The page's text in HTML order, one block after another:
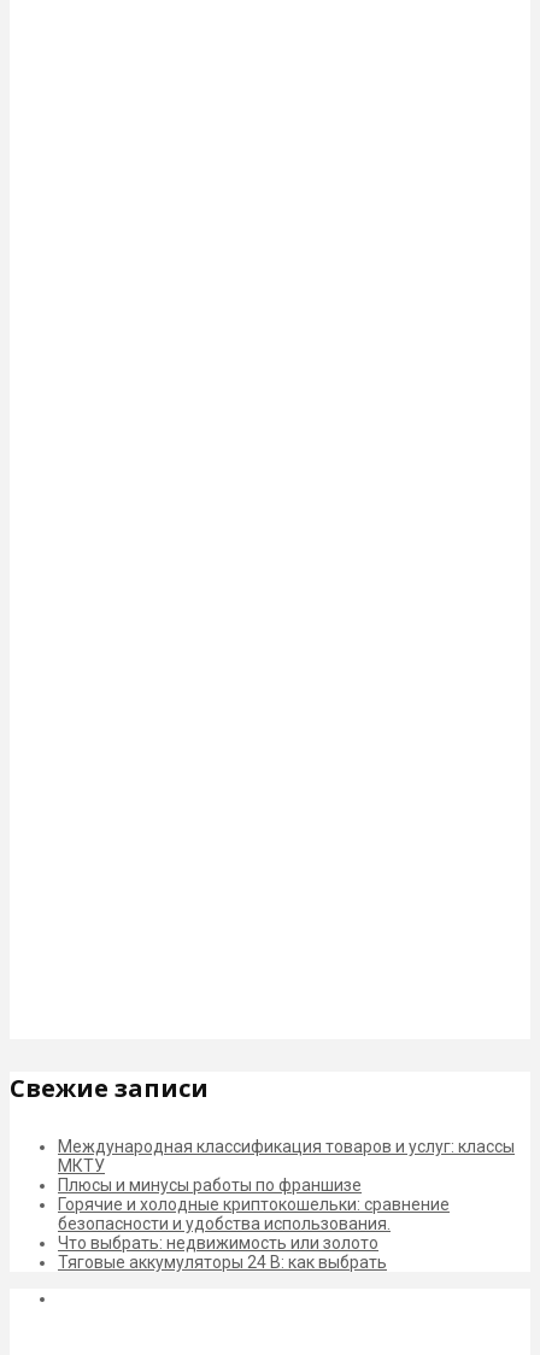
Свежие записи
Международная классификация товаров и услуг: классы
МКТУ
Плюсы и минусы работы по франшизе
Горячие и холодные криптокошельки: сравнение
безопасности и удобства использования.
Что выбрать: недвижимость или золото
Тяговые аккумуляторы 24 В: как выбрать